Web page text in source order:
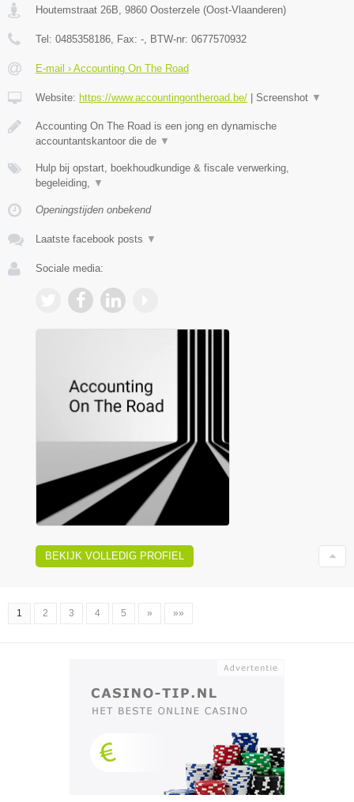
Houtemstraat 26B, 9860 Oosterzele (Oost-Vlaanderen)
Tel: 0485358186, Fax: -, BTW-nr: 0677570932
E-mail › Accounting On The Road
Website: https://www.accountingontheroad.be/ Screenshot ▼
Accounting On The Road is een jong en dynamische
accountantskantoor die de ▼
Hulp bij opstart, boekhoudkundige & fiscale verwerking,
begeleiding, ▼
Openingstijden onbekend
Laatste facebook posts ▼
Sociale media:
BEKIJK VOLLEDIG PROFIEL
1 2 3 4 5 » »»